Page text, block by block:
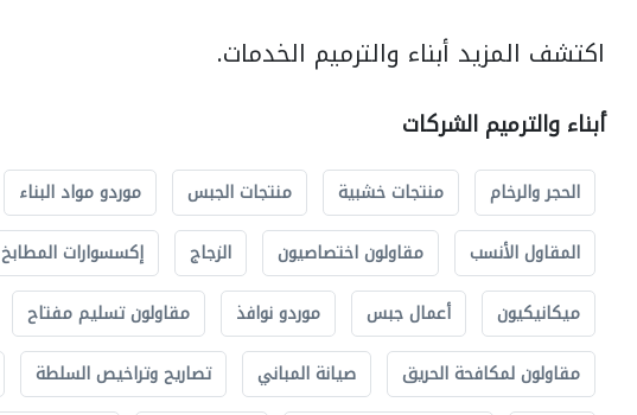
اكتشف المزيد أبناء والترميم الخدمات.
أبناء والترميم الشركات
الحجر والرخام منتجات خشبية منتجات الجبس موردو مواد البناء
المقاول الأنسب
مقاولون اختصاصيون الزجاج إكسسوارات
ميكانيكيون
أعمال جبس موردو نوافذ مقاولون تسليم مفتاح
مقاولون لمكافحة الحريق
صيانة المباني تصاريح وتراخيص السلطة